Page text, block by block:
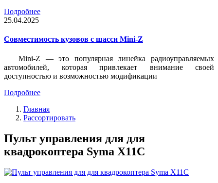
Подробнее
25.04.2025
Совместимость кузовов с шасси Mini-Z
Mini-Z — это популярная линейка радиоуправляемых
автомобилей, которая привлекает внимание своей
доступностью и возможностью модификации
Подробнее
Главная
Рассортировать
Пульт управления для для
квадрокоптера Syma X11C